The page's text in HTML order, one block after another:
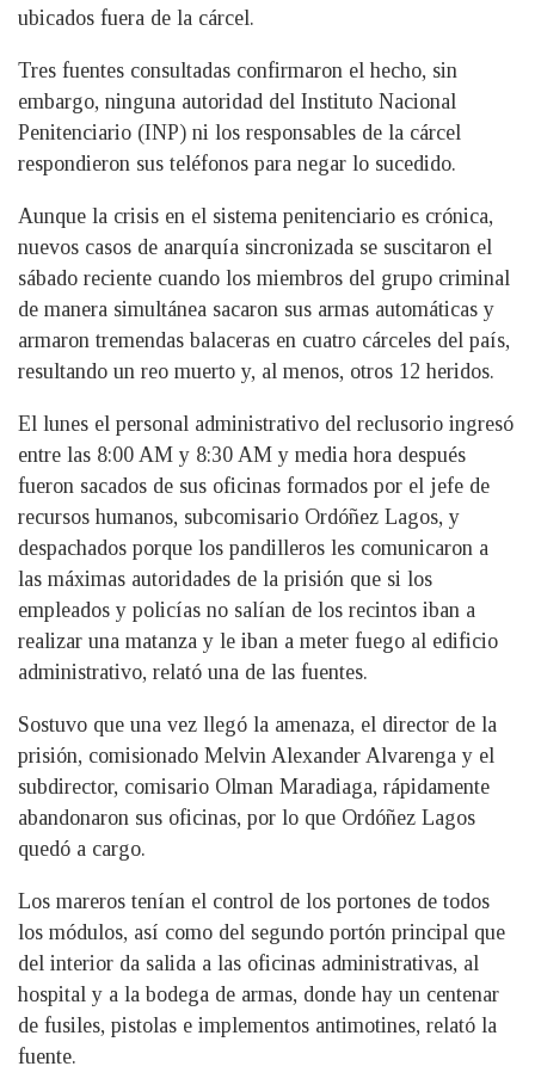
ubicados fuera de la cárcel.
Tres fuentes consultadas confirmaron el hecho, sin
embargo, ninguna autoridad del Instituto Nacional
Penitenciario (INP) ni los responsables de la cárcel
respondieron sus teléfonos para negar lo sucedido.
Aunque la crisis en el sistema penitenciario es crónica,
nuevos casos de anarquía sincronizada se suscitaron el
sábado reciente cuando los miembros del grupo criminal
de manera simultánea sacaron sus armas automáticas y
armaron tremendas balaceras en cuatro cárceles del país,
resultando un reo muerto y, al menos, otros 12 heridos.
El lunes el personal administrativo del reclusorio ingresó
entre las 8:00 AM y 8:30 AM y media hora después
fueron sacados de sus oficinas formados por el jefe de
recursos humanos, subcomisario Ordóñez Lagos, y
despachados porque los pandilleros les comunicaron a
las máximas autoridades de la prisión que si los
empleados y policías no salían de los recintos iban a
realizar una matanza y le iban a meter fuego al edificio
administrativo, relató una de las fuentes.
Sostuvo que una vez llegó la amenaza, el director de la
prisión, comisionado Melvin Alexander Alvarenga y el
subdirector, comisario Olman Maradiaga, rápidamente
abandonaron sus oficinas, por lo que Ordóñez Lagos
quedó a cargo.
Los mareros tenían el control de los portones de todos
los módulos, así como del segundo portón principal que
del interior da salida a las oficinas administrativas, al
hospital y a la bodega de armas, donde hay un centenar
de fusiles, pistolas e implementos antimotines, relató la
fuente.